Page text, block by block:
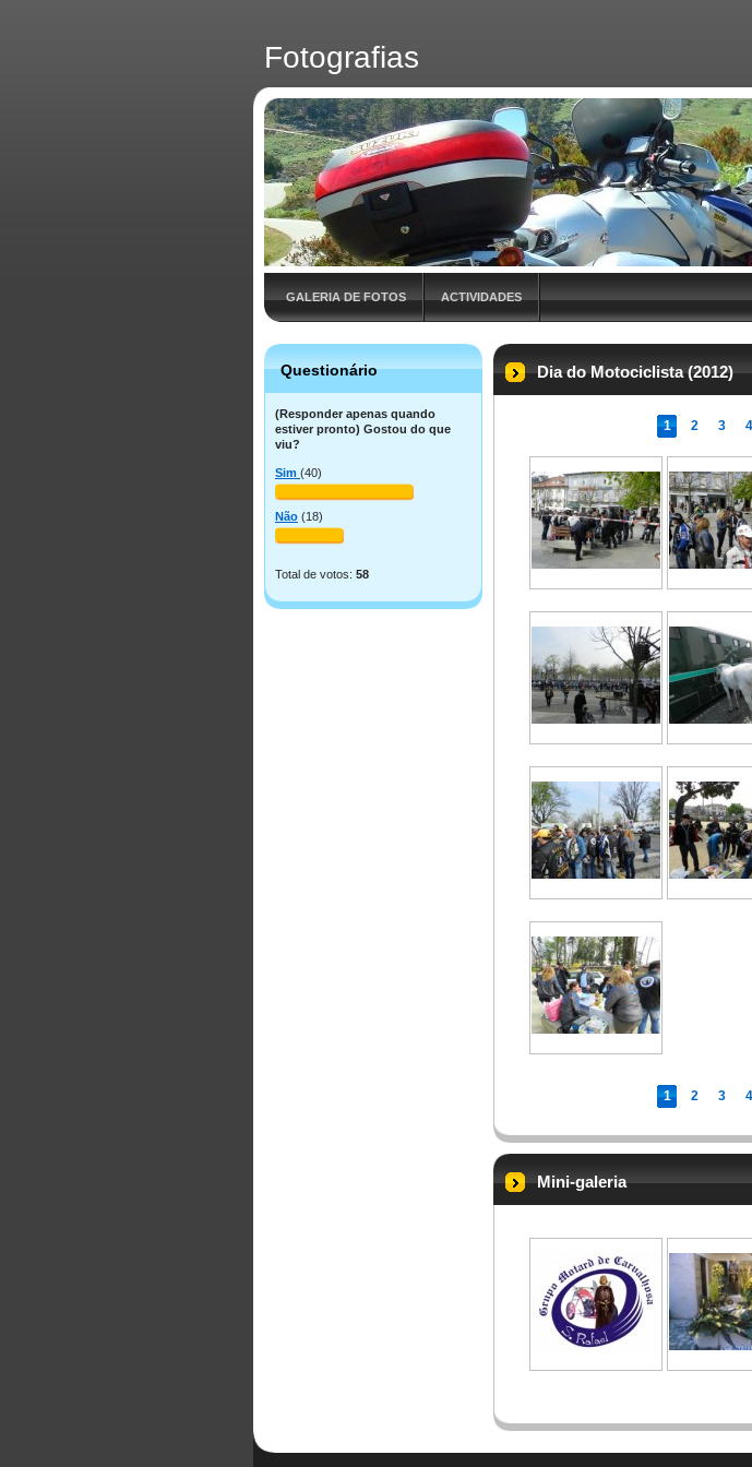
Fotografias
GALERIA DE FOTOS ACTIVIDADES
Dia do Motociclista (2012)
1 2 3 4
1 2 3 4
Mini-galeria
Questionário
(Responder apenas quando
estiver pronto) Gostou do que
viu?
Sim (40)
Não (18)
Total de votos: 58